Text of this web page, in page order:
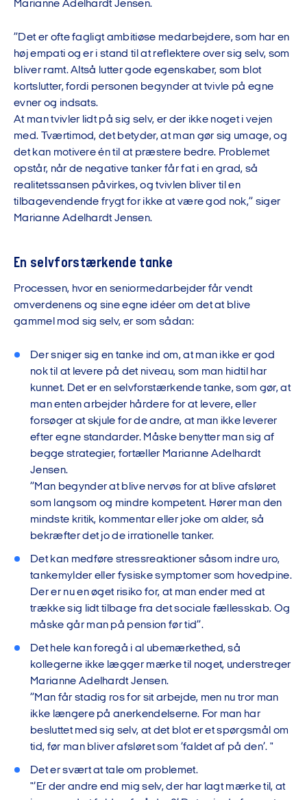
Marianne Adelhardt Jensen.
”Det er ofte fagligt ambitiøse medarbejdere, som har en
høj empati og er i stand til at reflektere over sig selv, som
bliver ramt. Altså lutter gode egenskaber, som blot
kortslutter, fordi personen begynder at tvivle på egne
evner og indsats.
At man tvivler lidt på sig selv, er der ikke noget i vejen
med. Tværtimod, det betyder, at man gør sig umage, og
det kan motivere én til at præstere bedre. Problemet
opstår, når de negative tanker får fat i en grad, så
realitetssansen påvirkes, og tvivlen bliver til en
tilbagevendende frygt for ikke at være god nok,” siger
Marianne Adelhardt Jensen.
En selvforstærkende tanke
Processen, hvor en seniormedarbejder får vendt
omverdenens og sine egne idéer om det at blive
gammel mod sig selv, er som sådan:
Der sniger sig en tanke ind om, at man ikke er god
nok til at levere på det niveau, som man hidtil har
kunnet. Det er en selvforstærkende tanke, som gør, at
man enten arbejder hårdere for at levere, eller
forsøger at skjule for de andre, at man ikke leverer
efter egne standarder. Måske benytter man sig af
begge strategier, fortæller Marianne Adelhardt
Jensen.
”Man begynder at blive nervøs for at blive afsløret
som langsom og mindre kompetent. Hører man den
mindste kritik, kommentar eller joke om alder, så
bekræfter det jo de irrationelle tanker.
Det kan medføre stressreaktioner såsom indre uro,
tankemylder eller fysiske symptomer som hovedpine.
Der er nu en øget risiko for, at man ender med at
trække sig lidt tilbage fra det sociale fællesskab. Og
måske går man på pension før tid”.
Det hele kan foregå i al ubemærkethed, så
kollegerne ikke lægger mærke til noget, understreger
Marianne Adelhardt Jensen.
”Man får stadig ros for sit arbejde, men nu tror man
ikke længere på anerkendelserne. For man har
besluttet med sig selv, at det blot er et spørgsmål om
tid, før man bliver afsløret som ’faldet af på den’. "
Det er svært at tale om problemet.
"’Er der andre end mig selv, der har lagt mærke til, at